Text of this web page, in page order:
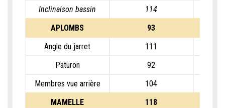
Inclinaison bassin
114
APLOMBS
93
Angle du jarret
111
Paturon
92
Membres vue arrière
104
MAMELLE
118